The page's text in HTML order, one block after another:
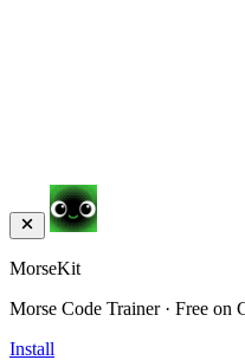
MorseKit
Morse Code Trainer · Free on
Install